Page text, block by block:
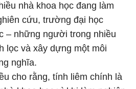
nhà khoa học đang làm
cứu, trường đại học
– những người trong nhiều
lọc và xây dựng một môi
nghĩa.
cho rằng, tính liêm chính là